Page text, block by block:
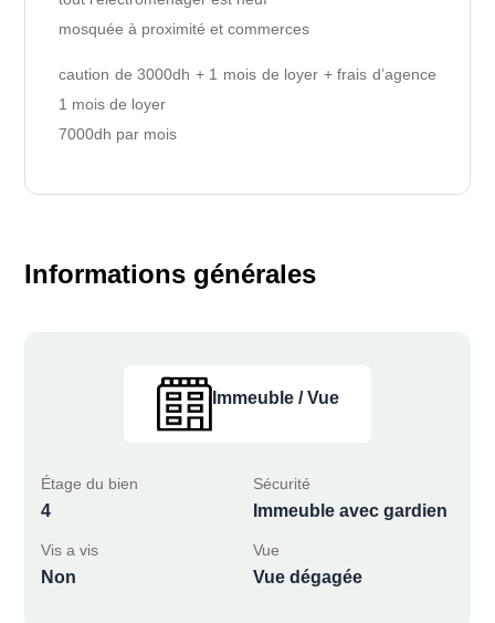
mosquée à proximité et commerces
caution de 3000dh + 1 mois de loyer + frais d’agence
1 mois de loyer
7000dh par mois
Informations générales
Immeuble / Vue
Étage du bien
4
Sécurité
Immeuble avec gardien
Vis a vis
Non
Vue
Vue dégagée